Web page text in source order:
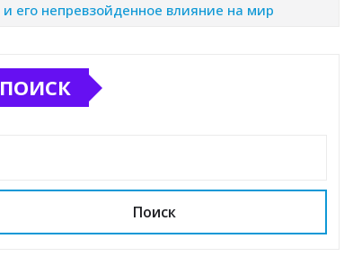
его непревзойденное влияние на мир
ПОИСК
Поиск